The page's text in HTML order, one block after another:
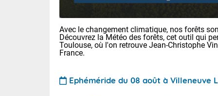
Avec le changement climatique, nos forêts
Découvrez la Météo des forêts, cet outil qui
Toulouse, où l'on retrouve Jean-Christophe
France.
Ephéméride du 08 août à Villeneuve